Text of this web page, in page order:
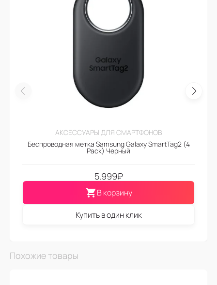
АКСЕССУАРЫ ДЛЯ СМАРТФОНОВ
Беспроводная метка Samsung Galaxy SmartTag2 (4
Pack) Черный
5.999₽
В корзину
Купить в один клик
Похожие товары